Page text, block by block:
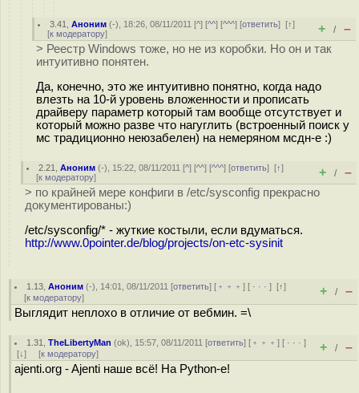
3.41 ,Аноним (-), 18:26, 08/11/2011 [^] [^^] [^^^] [ответить][↑]
[к модератору] + / –
> Реестр Windows тоже, но не из коробки. Но он и так
интуитивно понятен.
Да, конечно, это же интуитивно понятно, когда надо
влезть на 10-й уровень вложенности и прописать
драйверу параметр который там вообще отсутствует и
который можно разве что нагуглить (встроенный поиск у
мс традиционно неюзабелен) на немеряном мсдн-е :)
2.21 ,Аноним (-), 15:22, 08/11/2011 [^] [^^] [^^^] [ответить][↑]
[к модератору] + / –
> по крайней мере конфиги в /etc/sysconfig прекрасно
документированы:)
/etc/sysconfig/* - жуткие костыли, если вдуматься.
http://www.0pointer.de/blog/projects/on-etc-sysinit
1.13 ,Аноним (-), 14:01, 08/11/2011 [ответить] [ ﹢﹢﹢] [ · · ·][↑]
[к модератору] + / –
Выглядит неплохо в отличие от вебмин. =\
1.31 ,TheLibertyMan (ok), 15:57, 08/11/2011 [ответить] [ ﹢﹢﹢] [ · · ·]
[↓] [к модератору] + / –
ajenti.org - Ajenti наше всё! На Python-е!